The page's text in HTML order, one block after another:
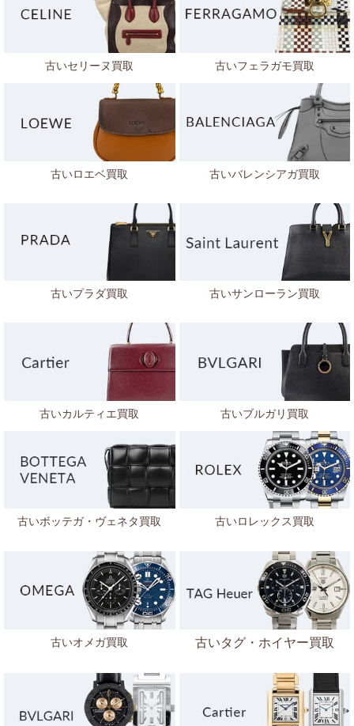
古いセリーヌ買取 古いフェラガモ買取
古いロエベ買取 古いバレンシアガ買取
古いプラダ買取 古いサンローラン買取
古いカルティエ買取 古いブルガリ買取
古いボッテガ・ヴェネタ買取 古いロレックス買取
古いオメガ買取 古いタグ・ホイヤー買取